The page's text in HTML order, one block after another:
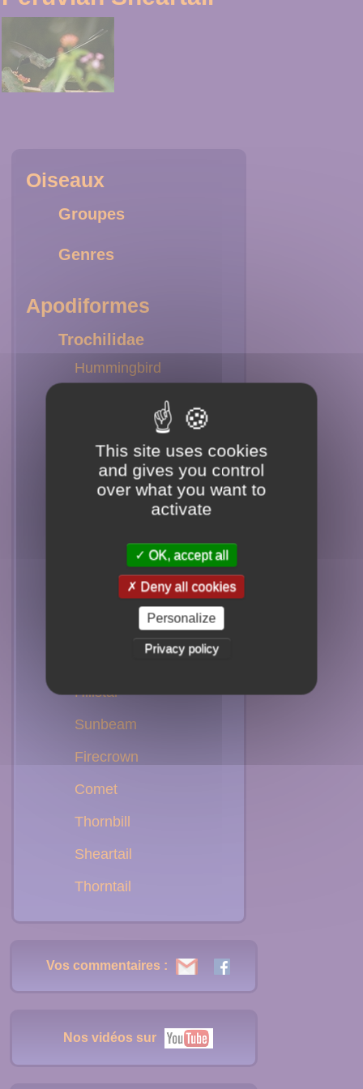
Oiseaux
Groupes
Genres
Apodiformes
Trochilidae
Hummingbird
Violet Ear
Plovercrest
Sapphire
Emerald
Woodnymph
Hillstar
Sunbeam
Firecrown
Comet
Thornbill
Sheartail
Thorntail
Vos commentaires :
Nos vidéos sur
This site uses cookies
and gives you control
over what you want to
activate
OK, accept all
Deny all cookies
Personalize
Privacy policy